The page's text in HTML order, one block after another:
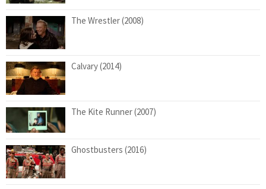
The Wrestler (2008)
Calvary (2014)
The Kite Runner (2007)
Ghostbusters (2016)